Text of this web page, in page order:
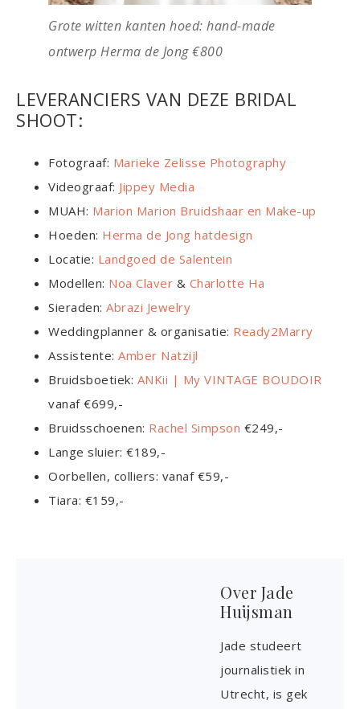
Grote witten kanten hoed: hand-made
ontwerp Herma de Jong €800
LEVERANCIERS VAN DEZE BRIDAL
SHOOT:
Fotograaf: Marieke Zelisse Photography
Videograaf: Jippey Media
MUAH: Marion Marion Bruidshaar en Make-up
Hoeden: Herma de Jong hatdesign
Locatie: Landgoed de Salentein
Modellen: Noa Claver & Charlotte Ha
Sieraden: Abrazi Jewelry
Weddingplanner & organisatie: Ready2Marry
Assistente: Amber Natzijl
Bruidsboetiek: ANKii | My VINTAGE BOUDOIR
vanaf €699,-
Bruidsschoenen: Rachel Simpson €249,-
Lange sluier: €189,-
Oorbellen, colliers: vanaf €59,-
Tiara: €159,-
Over Jade
Huijsman
Jade studeert
journalistiek in
Utrecht, is gek